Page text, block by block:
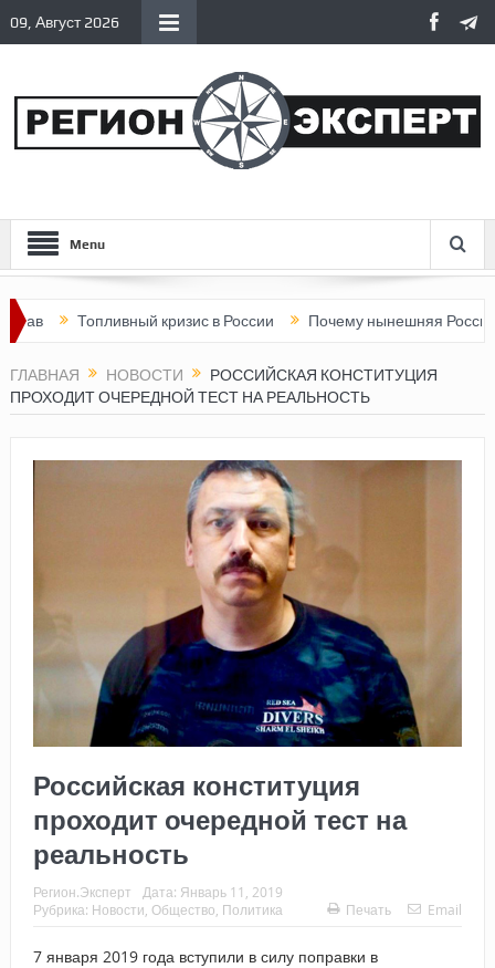
09, Август 2026
Menu
Топливный кризис в России Почему нынешняя Россия стала
ГЛАВНАЯ НОВОСТИ
РОССИЙСКАЯ КОНСТИТУЦИЯ
ПРОХОДИТ ОЧЕРЕДНОЙ ТЕСТ НА РЕАЛЬНОСТЬ
Российская конституция
проходит очередной тест на
реальность
Регион.Эксперт Дата: Январь 11, 2019
Рубрика: Новости Общество Политика Печать Email
7 января 2019 года вступили в силу поправки в